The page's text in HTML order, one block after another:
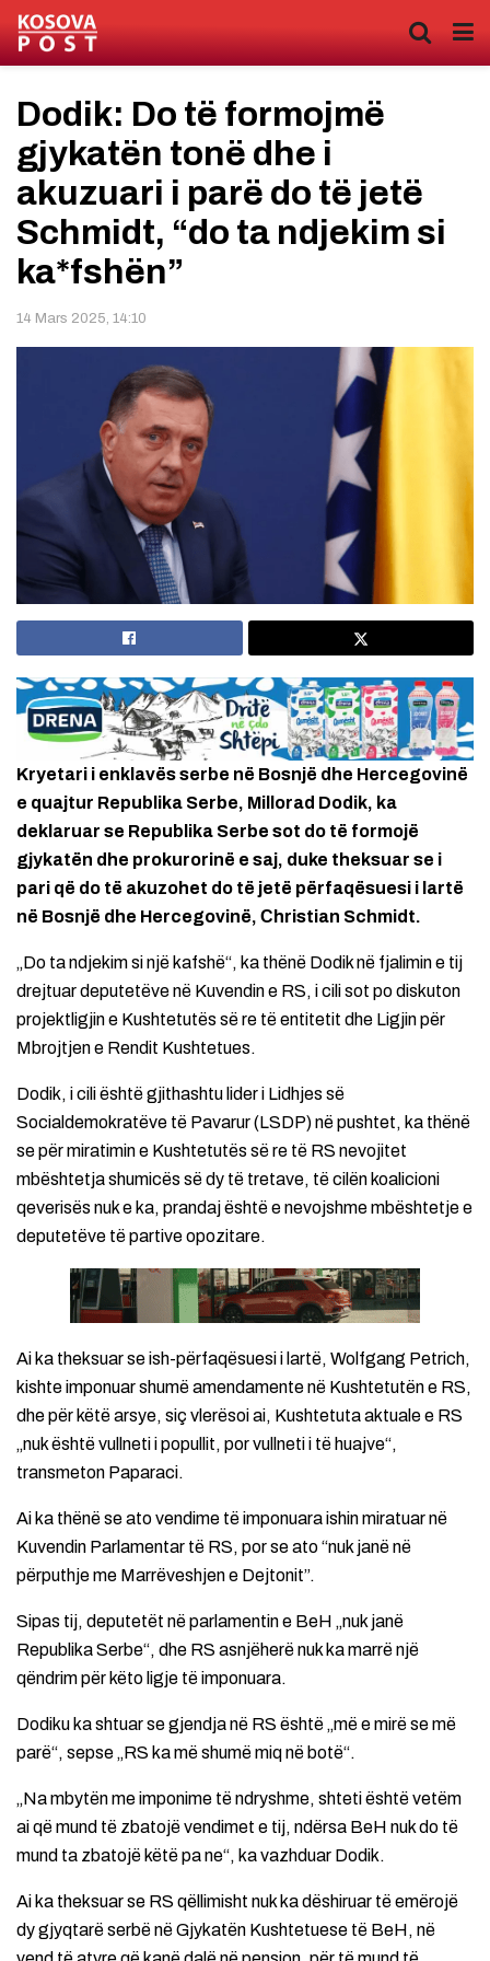
Dodik: Do të formojmë
gjykatën tonë dhe i
akuzuari i parë do të jetë
Schmidt, “do ta ndjekim si
ka*fshën”
14 Mars 2025, 14:10
Kryetari i enklavës serbe në Bosnjë dhe Hercegovinë
e quajtur Republika Serbe, Millorad Dodik, ka
deklaruar se Republika Serbe sot do të formojë
gjykatën dhe prokurorinë e saj, duke theksuar se i
pari që do të akuzohet do të jetë përfaqësuesi i lartë
në Bosnjë dhe Hercegovinë, Сhristian Schmidt.
„Do ta ndjekim si një kafshë“, ka thënë Dodik në fjalimin e tij
drejtuar deputetëve në Kuvendin e RS, i cili sot po diskuton
projektligjin e Kushtetutës së re të entitetit dhe Ligjin për
Mbrojtjen e Rendit Kushtetues.
Dodik, i cili është gjithashtu lider i Lidhjes së
Socialdemokratëve të Pavarur (LSDP) në pushtet, ka thënë
se për miratimin e Kushtetutës së re të RS nevojitet
mbështetja shumicës së dy të tretave, të cilën koalicioni
qeverisës nuk e ka, prandaj është e nevojshme mbështetje e
deputetëve të partive opozitare.
Ai ka theksuar se ish-përfaqësuesi i lartë, Wolfgang Petrich,
kishte imponuar shumë amendamente në Kushtetutën e RS,
dhe për këtë arsye, siç vlerësoi ai, Kushtetuta aktuale e RS
„nuk është vullneti i popullit, por vullneti i të huajve“,
transmeton Paparaci.
Ai ka thënë se ato vendime të imponuara ishin miratuar në
Kuvendin Parlamentar të RS, por se ato “nuk janë në
përputhje me Marrëveshjen e Dejtonit”.
Sipas tij, deputetët në parlamentin e BeH „nuk janë
Republika Serbe“, dhe RS asnjëherë nuk ka marrë një
qëndrim për këto ligje të imponuara.
Dodiku ka shtuar se gjendja në RS është „më e mirë se më
parë“, sepse „RS ka më shumë miq në botë“.
„Na mbytën me imponime të ndryshme, shteti është vetëm
ai që mund të zbatojë vendimet e tij, ndërsa BeH nuk do të
mund ta zbatojë këtë pa ne“, ka vazhduar Dodik.
Ai ka theksuar se RS qëllimisht nuk ka dëshiruar të emërojë
dy gjyqtarë serbë në Gjykatën Kushtetuese të BeH, në